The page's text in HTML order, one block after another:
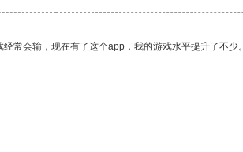
常会输，现在有了这个app，我的游戏水平提升了不少。